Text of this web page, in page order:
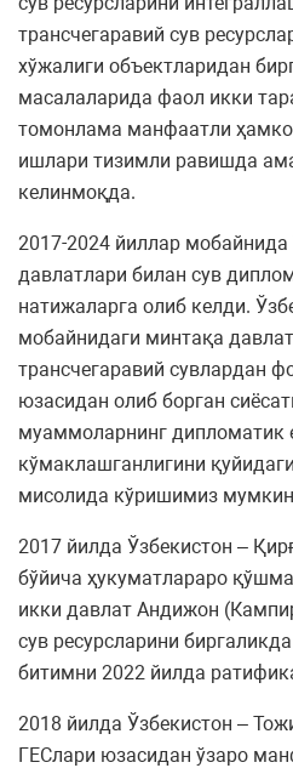
трансчегаравий сув
хўжалиги объектларидан
масалаларида фаол икки
томонлама манфаатли
ишлари тизимли равишда
келинмоқда.
2017-2024 йиллар
давлатлари билан сув
натижаларга олиб келди.
мобайнидаги минтақа
трансчегаравий сувлардан
юзасидан олиб борган
муаммоларнинг дипломатик
кўмаклашганлигини
мисолида кўришимиз
2017 йилда Ўзбекистон –
бўйича ҳукуматлараро
икки давлат Андижон
сув ресурсларини
битимни 2022 йилда
2018 йилда Ўзбекистон –
ГEСлари юзасидан ўзаро